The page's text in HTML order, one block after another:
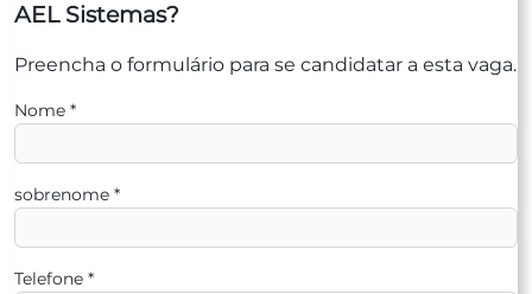
AEL Sistemas?
Preencha o formulário para se candidatar a esta vaga.
Nome *
sobrenome *
Telefone *